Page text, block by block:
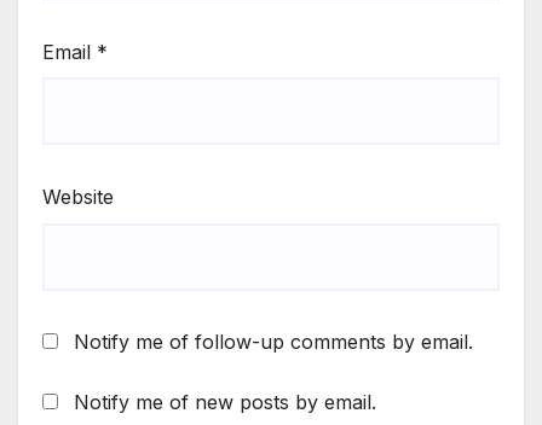
Email *
Website
Notify me of follow-up comments by email.
Notify me of new posts by email.